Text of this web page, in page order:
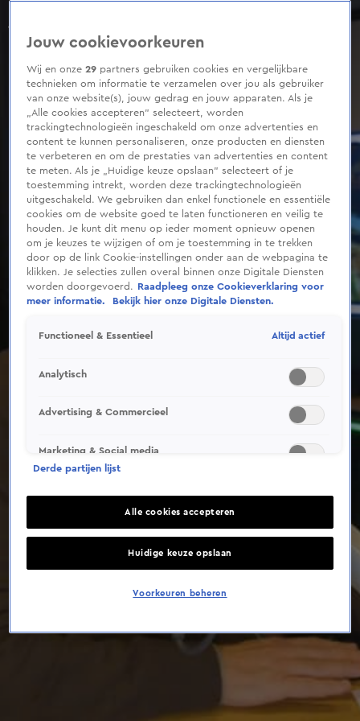
of
seconds
Jouw cookievoorkeuren
Wij en onze29 partners gebruiken cookies en vergelijkbare
technieken om informatie te verzamelen over jou als gebruiker
van onze website(s), jouw gedrag en jouw apparaten. Als je
„Alle cookies accepteren” selecteert, worden
trackingtechnologieën ingeschakeld om onze advertenties en
content te kunnen personaliseren, onze producten en diensten
te verbeteren en om de prestaties van advertenties en content
te meten. Als je „Huidige keuze opslaan” selecteert of je
toestemming intrekt, worden deze trackingtechnologieën
uitgeschakeld. We gebruiken dan enkel functionele en essentiële
cookies om de website goed te laten functioneren en veilig te
houden. Je kunt dit menu op ieder moment opnieuw openen
om je keuzes te wijzigen of om je toestemming in te trekken
door op de link Cookie-instellingen onder aan de webpagina te
klikken. Je selecties zullen overal binnen onze Digitale Diensten
worden doorgevoerd.
Raadpleeg onze Cookieverklaring voor
meer informatie.
Bekijk hier onze Digitale Diensten.
Functioneel & Essentieel Altijd actief
Analytisch
Advertising & Commercieel
Marketing & Social media
Derde partijen lijst
Alle cookies accepteren
Huidige keuze opslaan
Voorkeuren beheren